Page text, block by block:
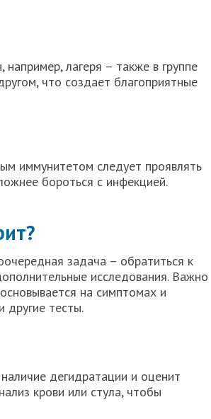
лагеря – также в группе
что создает благоприятные
иммунитетом следует проявлять
бороться с инфекцией.
задача – обратиться к
исследования. Важно
на симптомах и
другие тесты.
дегидратации и оценит
крови или стула, чтобы